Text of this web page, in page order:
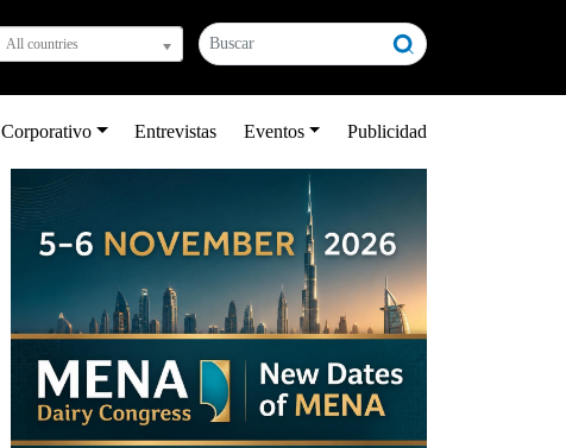
All countries
Corporativo Entrevistas Eventos Publicidad